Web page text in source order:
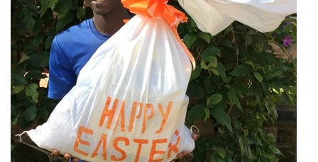
PROJEKTER
LOGIN
SPONSOR-LOGIN